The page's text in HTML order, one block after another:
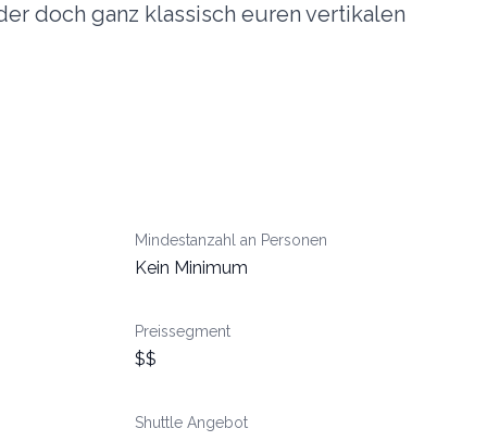
doch ganz klassisch euren vertikalen
Mindestanzahl an Personen
Kein Minimum
Preissegment
$$
Shuttle Angebot